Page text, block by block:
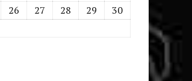
26 27 28 29
30